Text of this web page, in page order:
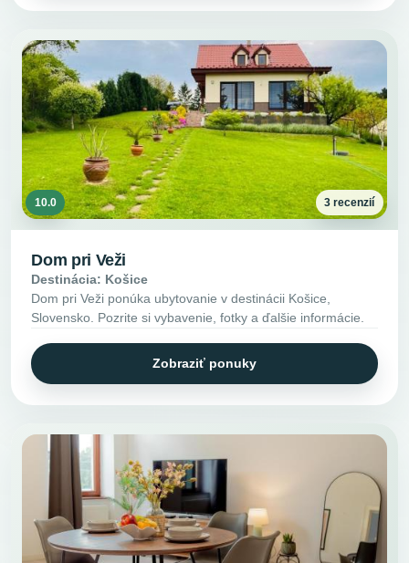
10.0 3 recenzií
Dom pri Veži
Destinácia: Košice
Dom pri Veži ponúka ubytovanie v destinácii Košice,
Slovensko. Pozrite si vybavenie, fotky a ďalšie informácie.
Zobraziť ponuky